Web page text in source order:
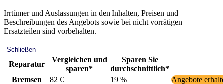
Irrtümer und Auslassungen in den Inhalten, Preisen und
Beschreibungen des Angebots sowie bei nicht vorrätigen
Ersatzteilen sind vorbehalten.
Schließen
Reparatur
Vergleichen und
sparen*
Sparen Sie
durchschnittlich*
Bremsen
82 € 19 %
Angebote